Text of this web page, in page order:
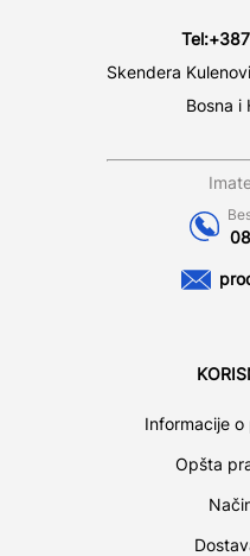
Tel:
Skendera
Bosna i
Informacije o
Opšta